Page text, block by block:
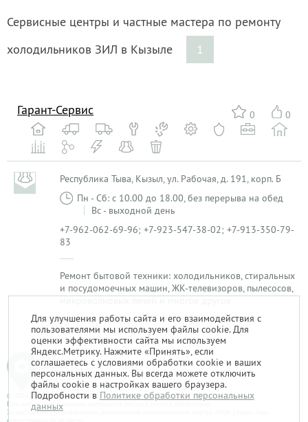
Сервисные центры и частные мастера по ремонту
холодильников ЗИЛ в Кызыле
1
0 0
Гарант-Сервис
Республика Тыва, Кызыл, ул. Рабочая, д. 191, корп. Б
Пн - Сб: с 10.00 до 18.00, без перерыва на обед
Вс - выходной день
+7-962-062-69-96; +7-923-547-38-02; +7-913-350-79-
83
Ремонт бытовой техники: холодильников, стиральных
и посудомоечных машин, ЖК-телевизоров, пылесосов,
микроволновых печей и многое другое
1
© 2014-2026. «Мой Сервис-Гид» – проект группы «Текарт».
При любом использовании материалов ресурса ссылка обязательна.
За достоверность информации, размещенной пользователями, портал «Мой Сервис-Гид»
Для улучшения работы сайта и его взаимодействия с
пользователями мы используем файлы cookie. Для
оценки эффективности сайта мы используем
Яндекс.Метрику. Нажмите «Принять», если
соглашаетесь с условиями обработки cookie и ваших
персональных данных. Вы всегда можете отключить
файлы cookie в настройках вашего браузера.
Подробности в Политике обработки персональных
данных